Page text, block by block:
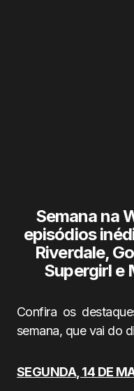
Semana na
episódios
Riverdale,
Supergirl e
Confira os
semana, que vai do
SEGUNDA, 14 DE